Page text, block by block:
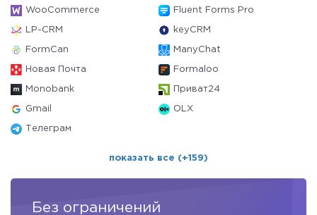
WooCommerce Fluent Forms Pro
LP-CRM keyCRM
FormCan ManyChat
Новая Почта Formaloo
Monobank Приват24
Gmail OLX
Телеграм
показать все (+159)
Без ограничений